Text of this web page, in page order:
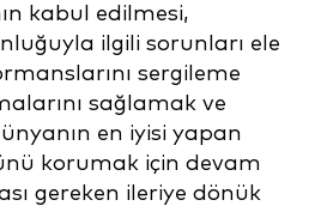
kabul edilmesi,
ilgili sorunları ele
sergileme
sağlamak ve
en iyisi yapan
korumak için devam
gereken ileriye dönük